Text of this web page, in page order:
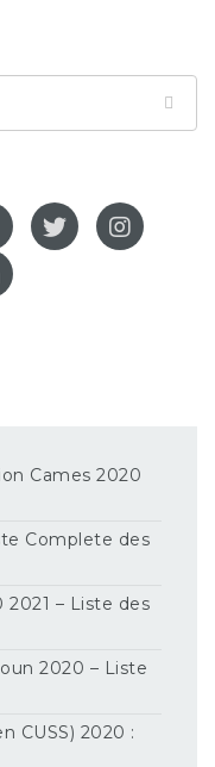
Cames 2020
Complete des
2021 – Liste des
2020 – Liste
CUSS) 2020 :